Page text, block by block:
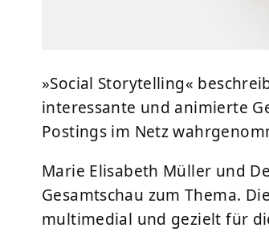
»Social Storytelling«
interessante und animierte
Postings im Netz
Marie Elisabeth Müller und
Gesamtschau zum Thema.
multimedial und gezielt für